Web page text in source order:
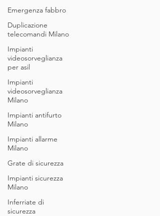
Emergenza fabbro
Duplicazione
telecomandi Milano
Impianti
videosorveglianza
per asil
Impianti
videosorveglianza
Milano
Impianti antifurto
Milano
Impianti allarme
Milano
Grate di sicurezza
Impianti sicurezza
Milano
Inferriate di
sicurezza